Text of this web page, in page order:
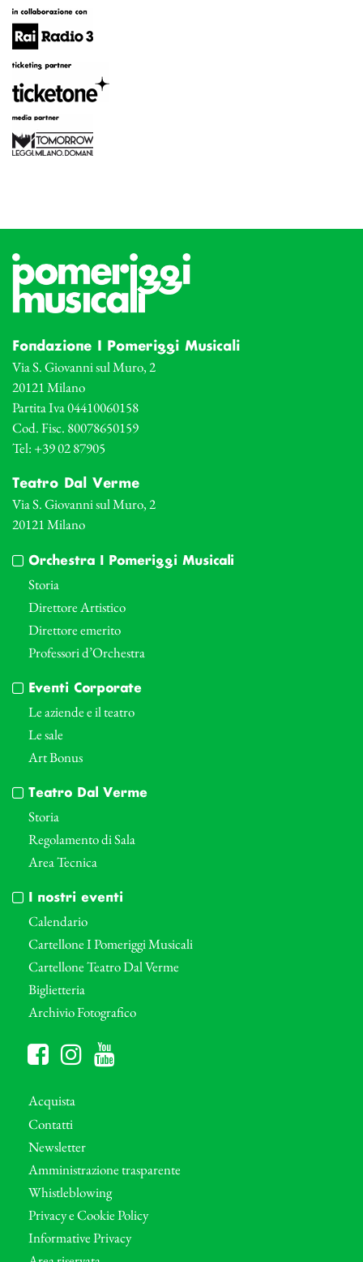
Fondazione I Pomeriggi Musicali
Via S. Giovanni sul Muro, 2
20121 Milano
Partita Iva 04410060158
Cod. Fisc. 80078650159
Tel: +39 02 87905
Teatro Dal Verme
Via S. Giovanni sul Muro, 2
20121 Milano
Orchestra I Pomeriggi Musicali
Storia
Direttore Artistico
Direttore emerito
Professori d’Orchestra
Eventi Corporate
Le aziende e il teatro
Le sale
Art Bonus
Teatro Dal Verme
Storia
Regolamento di Sala
Area Tecnica
I nostri eventi
Calendario
Cartellone I Pomeriggi Musicali
Cartellone Teatro Dal Verme
Biglietteria
Archivio Fotografico
Acquista
Contatti
Newsletter
Amministrazione trasparente
Whistleblowing
Privacy e Cookie Policy
Informative Privacy